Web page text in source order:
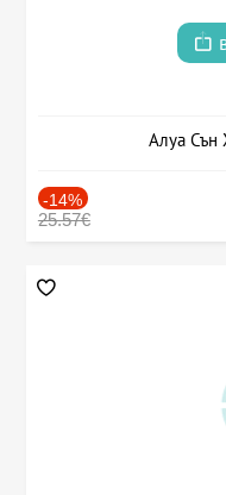
Алуа Сън
-14%
25.57€